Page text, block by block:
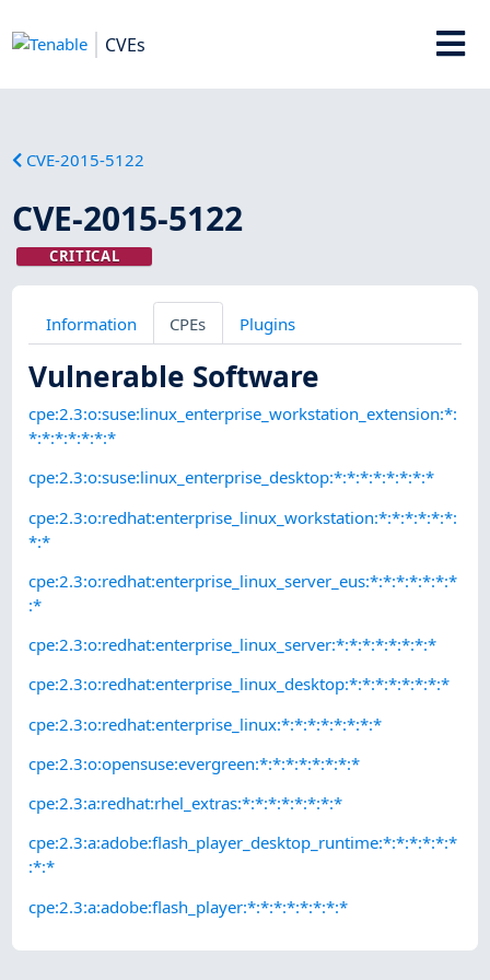
CVEs
CVE-2015-5122
CVE-2015-5122
CRITICAL
Information CPEs Plugins
Vulnerable Software
cpe:2.3:o:suse:linux_enterprise_workstation_extension:*:
*:*:*:*:*:*:*
cpe:2.3:o:suse:linux_enterprise_desktop:*:*:*:*:*:*:*:*
cpe:2.3:o:redhat:enterprise_linux_workstation:*:*:*:*:*:*:
*:*
cpe:2.3:o:redhat:enterprise_linux_server_eus:*:*:*:*:*:*:*
:*
cpe:2.3:o:redhat:enterprise_linux_server:*:*:*:*:*:*:*:*
cpe:2.3:o:redhat:enterprise_linux_desktop:*:*:*:*:*:*:*:*
cpe:2.3:o:redhat:enterprise_linux:*:*:*:*:*:*:*:*
cpe:2.3:o:opensuse:evergreen:*:*:*:*:*:*:*:*
cpe:2.3:a:redhat:rhel_extras:*:*:*:*:*:*:*:*
cpe:2.3:a:adobe:flash_player_desktop_runtime:*:*:*:*:*:*
:*:*
cpe:2.3:a:adobe:flash_player:*:*:*:*:*:*:*:*